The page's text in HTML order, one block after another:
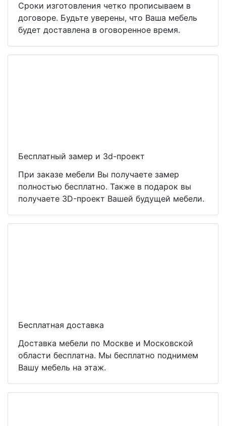
Сроки изготовления четко прописываем в
договоре. Будьте уверены, что Ваша мебель
будет доставлена в оговоренное время.
Бесплатный замер и 3d-проект
При заказе мебели Вы получаете замер
полностью бесплатно. Также в подарок вы
получаете 3D-проект Вашей будущей мебели.
Бесплатная доставка
Доставка мебели по Москве и Московской
области бесплатна. Мы бесплатно поднимем
Вашу мебель на этаж.